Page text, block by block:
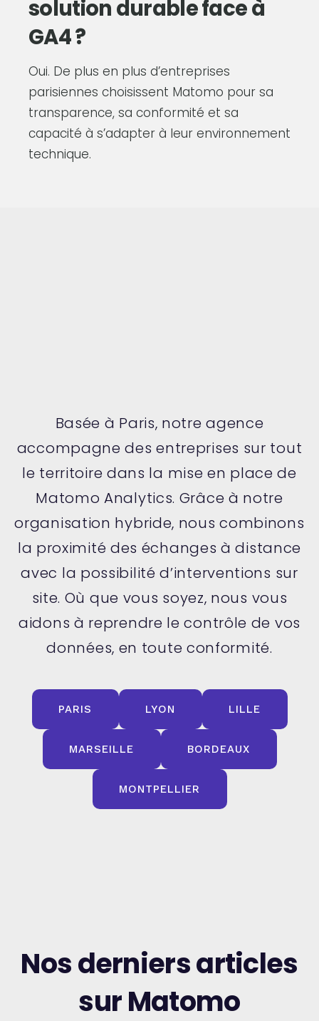
solution durable face à
GA4 ?
Oui. De plus en plus d’entreprises
parisiennes choisissent Matomo pour sa
transparence, sa conformité et sa
capacité à s’adapter à leur environnement
technique.
Basée à Paris, notre agence
accompagne des entreprises sur tout
le territoire dans la mise en place de
Matomo Analytics. Grâce à notre
organisation hybride, nous combinons
la proximité des échanges à distance
avec la possibilité d’interventions sur
site. Où que vous soyez, nous vous
aidons à reprendre le contrôle de vos
données, en toute conformité.
PARIS LYON LILLE
MARSEILLE BORDEAUX
MONTPELLIER
Nos derniers articles
sur Matomo